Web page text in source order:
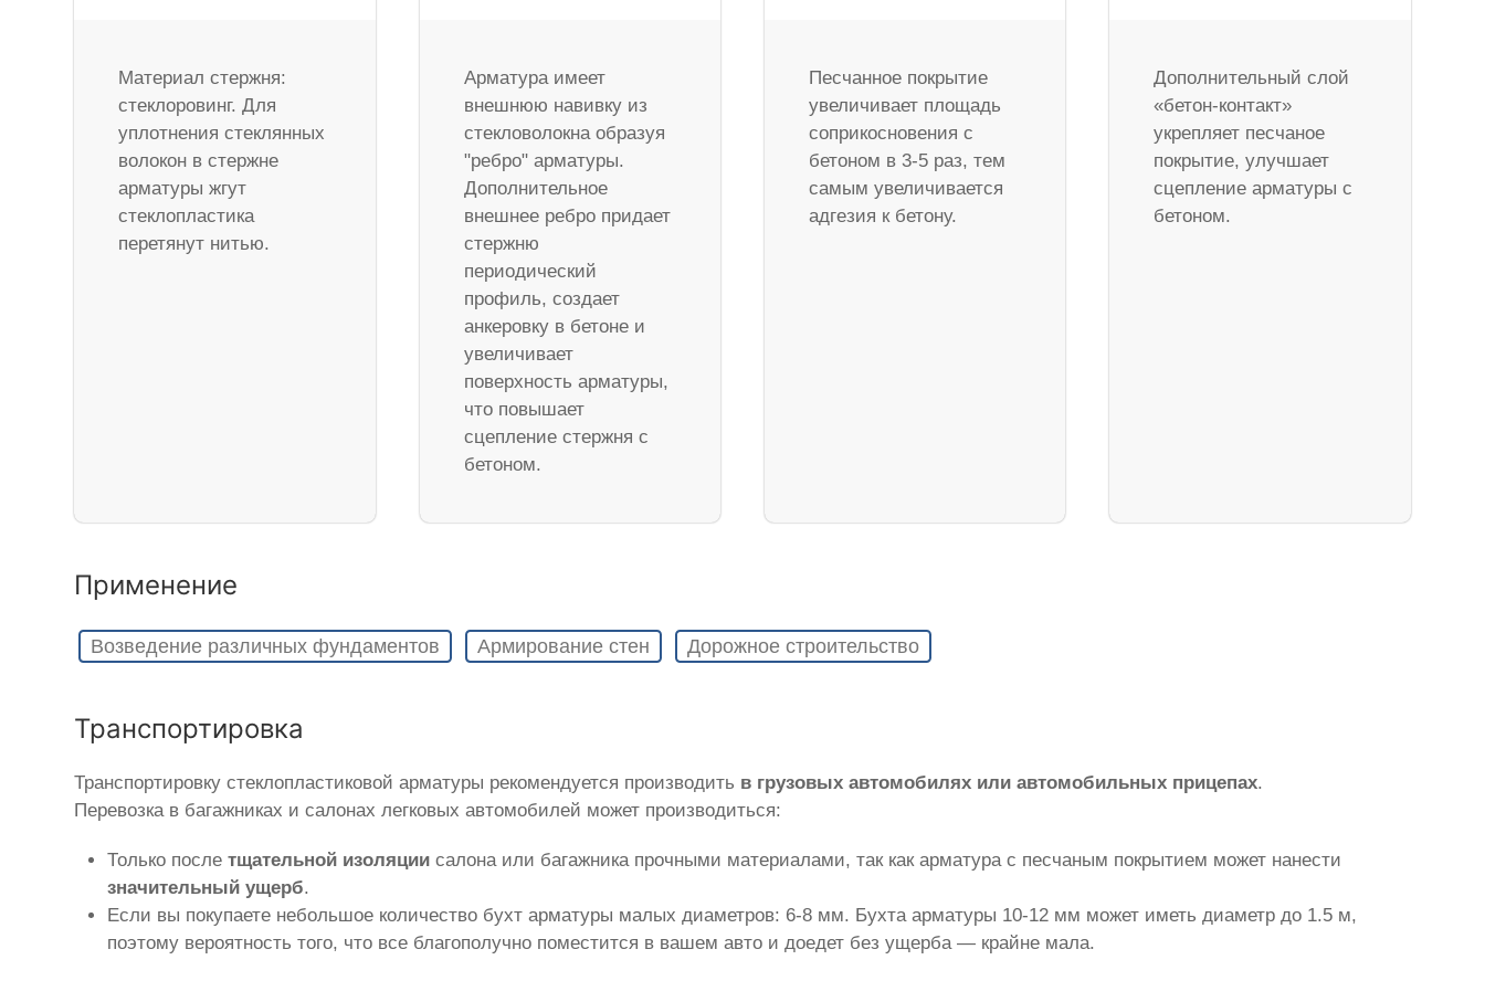
Материал стержня:
стеклоровинг. Для
уплотнения стеклянных
волокон в стержне
арматуры жгут
стеклопластика
перетянут нитью.
Арматура имеет
внешнюю навивку из
стекловолокна образуя
"ребро" арматуры.
Дополнительное
внешнее ребро придает
стержню
периодический
профиль, создает
анкеровку в бетоне и
увеличивает
поверхность арматуры,
что повышает
сцепление стержня с
бетоном.
Песчанное покрытие
увеличивает площадь
соприкосновения с
бетоном в 3-5 раз, тем
самым увеличивается
адгезия к бетону.
Дополнительный слой
«бетон-контакт»
укрепляет песчаное
покрытие, улучшает
сцепление арматуры с
бетоном.
Применение
Возведение различных фундаментов Армирование стен Дорожное строительство
Транспортировка
Транспортировку стеклопластиковой арматуры рекомендуется производить в грузовых автомобилях или автомобильных прицепах.
Перевозка в багажниках и салонах легковых автомобилей может производиться:
Только послетщательной изоляции салона или багажника прочными материалами, так как арматура с песчаным покрытием может нанести
значительный ущерб.
Если вы покупаете небольшое количество бухт арматуры малых диаметров: 6-8 мм. Бухта арматуры 10-12 мм может иметь диаметр до 1.5 м,
поэтому вероятность того, что все благополучно поместится в вашем авто и доедет без ущерба — крайне мала.